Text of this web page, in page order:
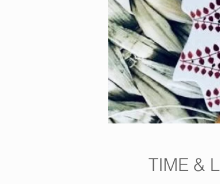
TIME &